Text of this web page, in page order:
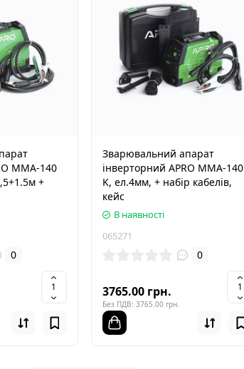
MMA-140
0
Зварювальний апарат
інверторний APRO MMA-140
K, ел.4мм, + набір кабелів,
кейс
В наявності
065271
0
3765.00 грн.
Без ПДВ: 3765.00 грн.